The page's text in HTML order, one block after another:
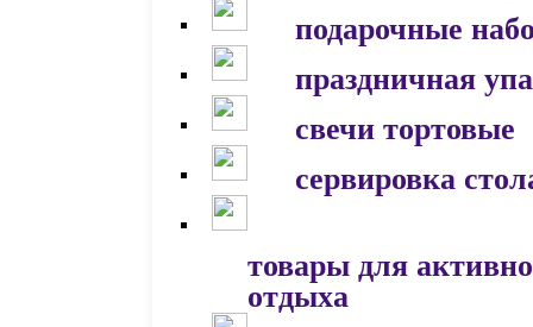
подарочные
праздничная
свечи тортовые
сервировка
товары для
отдыха